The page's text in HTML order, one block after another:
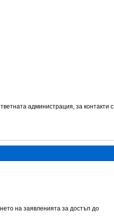
администрация, за контакти с
на заявленията за достъп до